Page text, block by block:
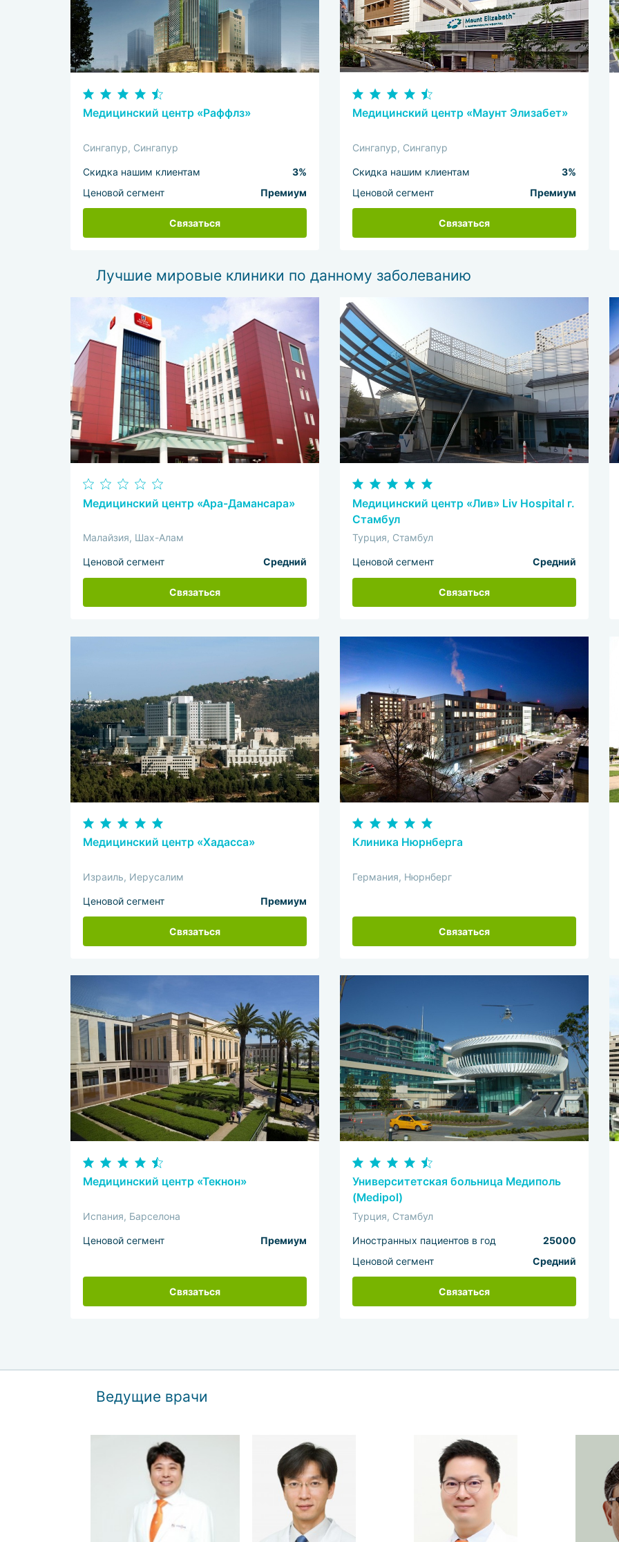
Медицинский центр «Раффлз»
Сингапур, Сингапур
Скидка нашим клиентам
3%
Ценовой сегмент
Премиум
Связаться
Медицинский центр «Маунт Элизабет»
Сингапур, Сингапур
Скидка нашим клиентам
3%
Ценовой сегмент
Премиум
Связаться
Лучшие мировые клиники по данному заболеванию
Медицинский центр «Ара-Дамансара»
Малайзия, Шах-Алам
Ценовой сегмент Средний
Связаться
Медицинский центр «Лив» Liv Hospital г.
Стамбул
Турция, Стамбул
Ценовой сегмент Средний
Связаться
Медицинский центр «Хадасса»
Израиль, Иерусалим
Ценовой сегмент Премиум
Связаться
Клиника Нюрнберга
Германия, Нюрнберг
Связаться
Медицинский центр «Текнон»
Испания, Барселона
Ценовой сегмент Премиум
Связаться
Университетская больница Медиполь
(Medipol)
Турция, Стамбул
Иностранных пациентов в год
25000
Ценовой сегмент
Средний
Связаться
Ведущие врачи